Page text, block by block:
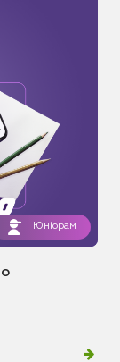
Юніорам